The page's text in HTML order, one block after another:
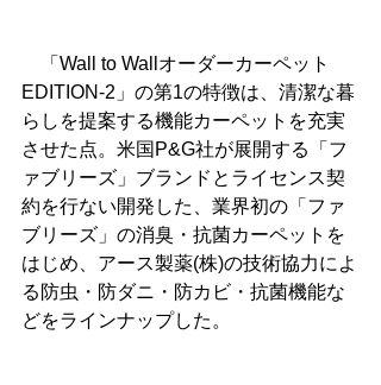
「Wall to Wallオーダーカーペット
EDITION-2」の第1の特徴は、清潔な暮
らしを提案する機能カーペットを充実
させた点。米国P&G社が展開する「フ
ァブリーズ」ブランドとライセンス契
約を行ない開発した、業界初の「ファ
ブリーズ」の消臭・抗菌カーペットを
はじめ、アース製薬(株)の技術協力によ
る防虫・防ダニ・防カビ・抗菌機能な
どをラインナップした。